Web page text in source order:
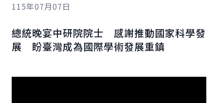
115年07月07日
總統晚宴中研院院士 感謝推動國家科學發
展 盼臺灣成為國際學術發展重鎮